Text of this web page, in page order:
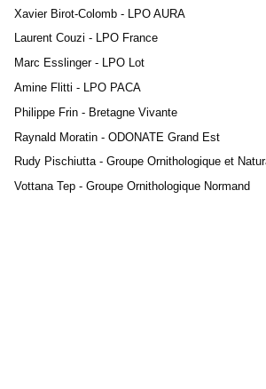
Xavier Birot-Colomb - LPO AURA
Laurent Couzi - LPO France
Marc Esslinger - LPO Lot
Amine Flitti - LPO PACA
Philippe Frin - Bretagne Vivante
Raynald Moratin - ODONATE Grand Est
Rudy Pischiutta - Groupe Ornithologique et
Vottana Tep - Groupe Ornithologique Normand